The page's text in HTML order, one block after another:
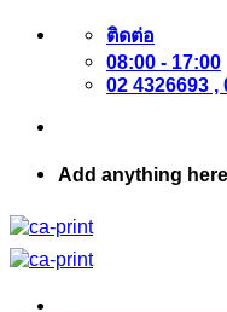
ข้าม
เนื้อหา
ติดต่อ
08:00 - 17:00
02 4326693 ,
Add anything